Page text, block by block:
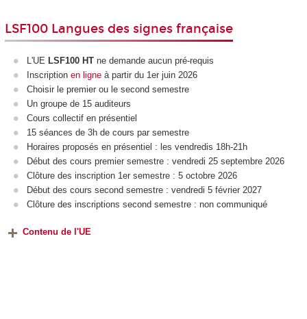
LSF100 Langues des signes française
L'UE LSF100 HT ne demande aucun pré-requis
Inscription en ligne à partir du 1er juin 2026
Choisir le premier ou le second semestre
Un groupe de 15 auditeurs
Cours collectif en présentiel
15 séances de 3h de cours par semestre
Horaires proposés en présentiel : les vendredis 18h-21h
Début des cours premier semestre : vendredi 25 septembre 2026
Clôture des inscription 1er semestre : 5 octobre 2026
Début des cours second semestre : vendredi 5 février 2027
Clôture des inscriptions second semestre : non communiqué
Contenu de l'UE